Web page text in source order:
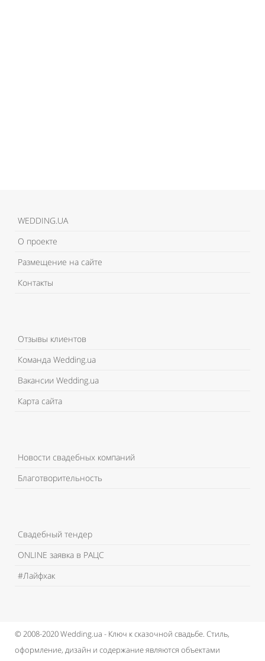
WEDDING.UA
О проекте
Размещение на сайте
Контакты
Отзывы клиентов
Команда Wedding.ua
Вакансии Wedding.ua
Карта сайта
Новости свадебных компаний
Благотворительность
Свадебный тендер
ONLINE заявка в РАЦС
#Лайфхак
© 2008-2020 Wedding.ua - Ключ к сказочной свадьбе. Стиль,
оформление, дизайн и содержание являются объектами